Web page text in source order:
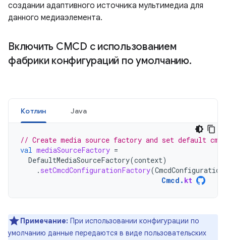
создании адаптивного источника мультимедиа для
данного медиаэлемента.
Включить CMCD с использованием
фабрики конфигураций по умолчанию.
Котлин Java
// Create media source factory and set default
val mediaSourceFactory =
DefaultMediaSourceFactory(context)
. setCmcdConfigurationFactory(CmcdConfiguration
Cmcd . kt
Примечание: При использовании конфигурации по
умолчанию данные передаются в виде пользовательских